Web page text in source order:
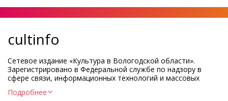
cultinfo
Сетевое издание «Культура в Вологодской области».
Зарегистрировано в Федеральной службе по надзору в
сфере связи, информационных технологий и массовых
Регистрационный номер и дата принятия решения о
Подробнее